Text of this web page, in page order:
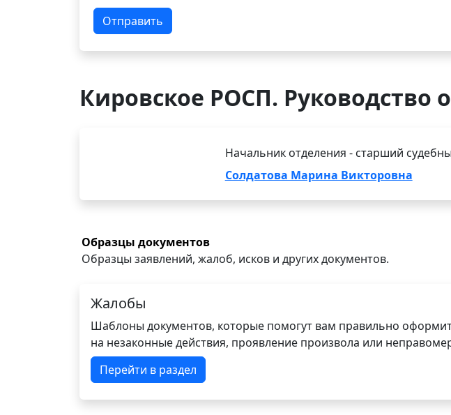
Отправить
Кировское РОСП. Руководство
Начальник отделения - старший
Солдатова Марина Викторовна
Образцы документов
Образцы заявлений, жалоб, исков и других документов.
Жалобы
Шаблоны документов, которые помогут вам правильно
на незаконные действия, проявление произвола или
Перейти в раздел